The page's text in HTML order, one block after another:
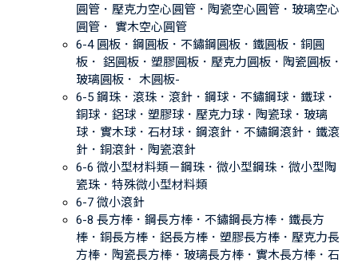
圓管．壓克力空心圓管．陶瓷空心圓管．玻璃空心
圓管． 實木空心圓管
6-4 圓板．鋼圓板．不鏽鋼圓板．鐵圓板．銅圓
板． 鋁圓板．塑膠圓板．壓克力圓板．陶瓷圓板．
玻璃圓板． 木圓板-
6-5 鋼珠．滾珠．滾針．鋼球．不鏽鋼球．鐵球．
銅球．鋁球．塑膠球．壓克力球．陶瓷球．玻璃
球．實木球．石材球．鋼滾針．不鏽鋼滾針．鐵滾
針．銅滾針．陶瓷滾針
6-6 微小型材料類－鋼珠．微小型鋼珠．微小型陶
瓷珠．特殊微小型材料類
6-7 微小滾針
6-8 長方棒．鋼長方棒．不鏽鋼長方棒．鐵長方
棒．銅長方棒．鋁長方棒．塑膠長方棒．壓克力長
方棒．陶瓷長方棒．玻璃長方棒．實木長方棒．石